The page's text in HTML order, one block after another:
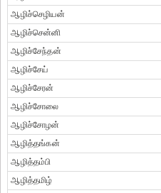
ஆழிச்செழியன்
ஆழிச்சென்னி
ஆழிச்சேந்தன்
ஆழிச்சேய்
ஆழிச்சேரன்
ஆழிச்சோலை
ஆழிச்சோழன்
ஆழித்தங்கன்
ஆழித்தம்பி
ஆழித்தமிழ்